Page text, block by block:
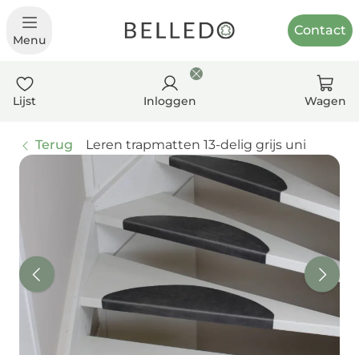
Menu
Contact
Lijst Inloggen Wagen
Terug Leren trapmatten 13-delig grijs uni